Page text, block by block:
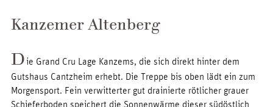
Kanzemer Altenberg
Die Grand Cru Lage Kanzems, die sich direkt hinter dem
Gutshaus Cantzheim erhebt. Die Treppe bis oben lädt ein zum
Morgensport. Fein verwitterter gut drainierte rötlicher grauer
Schieferboden speichert die Sonnenwärme dieser südöstlich